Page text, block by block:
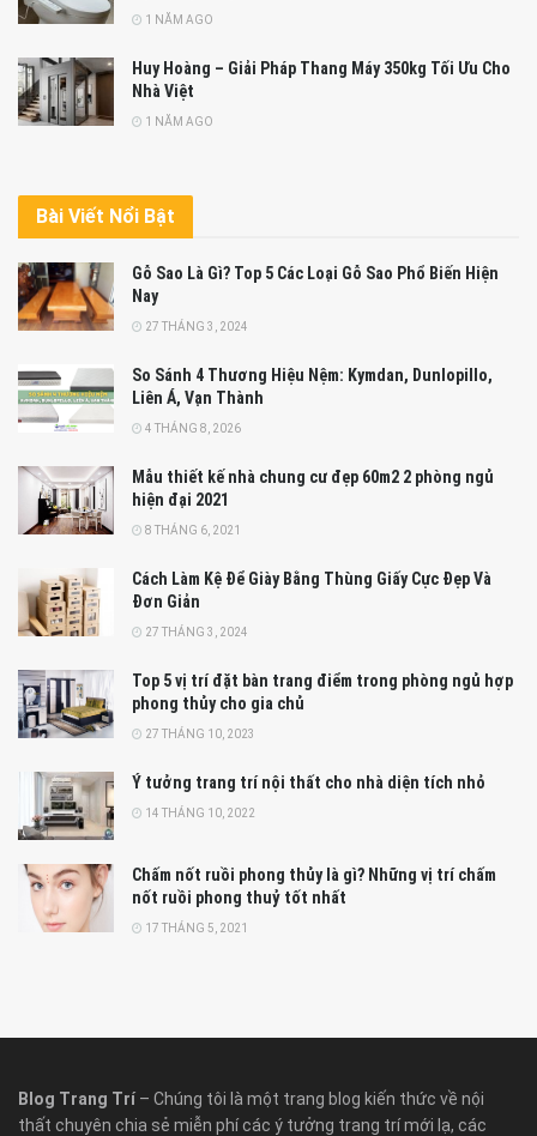
1 NĂM AGO
Huy Hoàng – Giải Pháp Thang Máy 350kg Tối Ưu Cho
Nhà Việt
1 NĂM AGO
Bài Viết Nổi Bật
Gỗ Sao Là Gì? Top 5 Các Loại Gỗ Sao Phổ Biến Hiện
Nay
27 THÁNG 3, 2024
So Sánh 4 Thương Hiệu Nệm: Kymdan, Dunlopillo,
Liên Á, Vạn Thành
4 THÁNG 8, 2026
Mẫu thiết kế nhà chung cư đẹp 60m2 2 phòng ngủ
hiện đại 2021
8 THÁNG 6, 2021
Cách Làm Kệ Để Giày Bằng Thùng Giấy Cực Đẹp Và
Đơn Giản
27 THÁNG 3, 2024
Top 5 vị trí đặt bàn trang điểm trong phòng ngủ hợp
phong thủy cho gia chủ
27 THÁNG 10, 2023
Ý tưởng trang trí nội thất cho nhà diện tích nhỏ
14 THÁNG 10, 2022
Chấm nốt ruồi phong thủy là gì? Những vị trí chấm
nốt ruồi phong thuỷ tốt nhất
17 THÁNG 5, 2021
Blog Trang Trí – Chúng tôi là một trang blog kiến thức về nội
thất chuyên chia sẻ miễn phí các ý tưởng trang trí mới lạ, các